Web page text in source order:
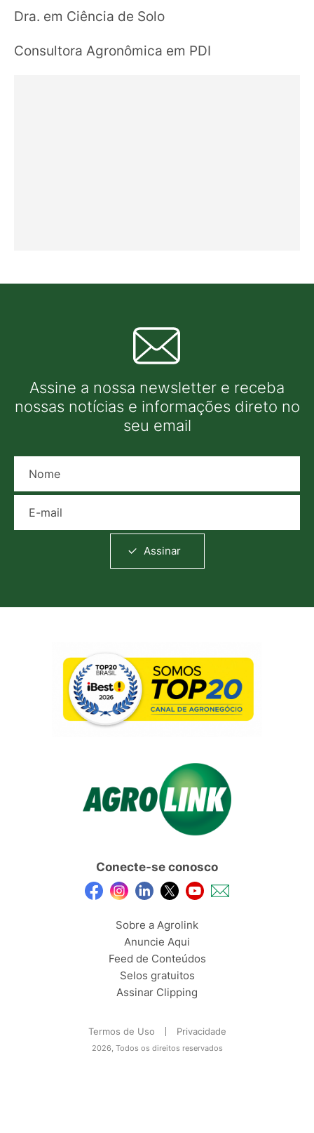
Dra. em Ciência de Solo
Consultora Agronômica em PDI
Assine a nossa newsletter e receba
nossas notícias e informações direto no
seu email
Assinar
Conecte-se conosco
Sobre a Agrolink
Anuncie Aqui
Feed de Conteúdos
Selos gratuitos
Assinar Clipping
Termos de Uso Privacidade
2026, Todos os direitos reservados